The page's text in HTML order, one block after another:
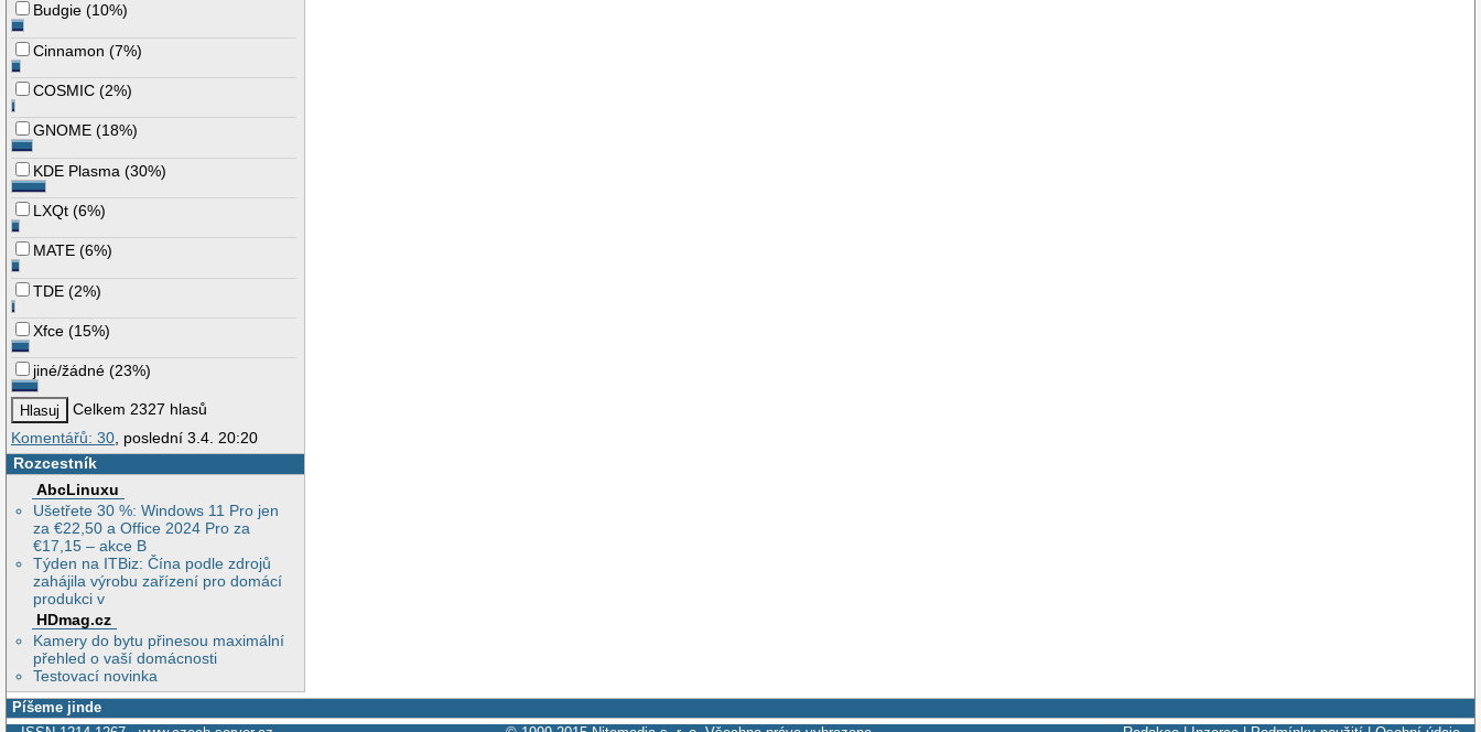
Budgie (10%)
Cinnamon (7%)
COSMIC (2%)
GNOME (18%)
KDE Plasma (30%)
LXQt (6%)
MATE (6%)
TDE (2%)
Xfce (15%)
jiné/žádné (23%)
Celkem 2327 hlasů
Komentářů: 30 , poslední 3.4. 20:20
Rozcestník
AbcLinuxu
Ušetřete 30 %: Windows 11 Pro jen
za €22,50 a Office 2024 Pro za
€17,15 – akce B
Týden na ITBiz: Čína podle zdrojů
zahájila výrobu zařízení pro domácí
produkci v
HDmag.cz
Kamery do bytu přinesou maximální
přehled o vaší domácnosti
Testovací novinka
Píšeme jinde